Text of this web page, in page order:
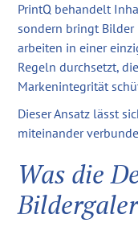
PrintQ behandelt
sondern bringt Bilder
arbeiten in einer
Regeln durchsetzt,
Markenintegrität
Dieser Ansatz lässt
miteinander
Was die